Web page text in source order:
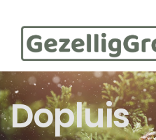
Dopluis